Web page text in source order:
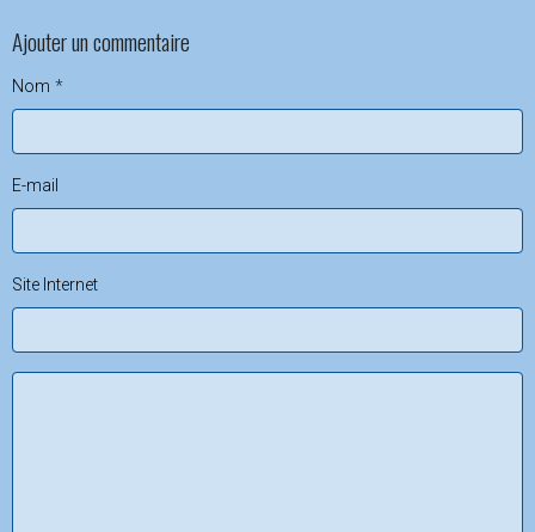
Ajouter un commentaire
Nom
E-mail
Site Internet